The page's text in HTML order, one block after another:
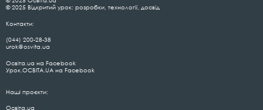
© 2025 Відкритий урок: розробки, технології, досвід
Контакти:
(044) 200-28-38
urok@osvita.ua
Освіта.ua на Facebook
Урок.ОСВІТА.UA на Facebook
Наші проєкти:
Освіта.ua